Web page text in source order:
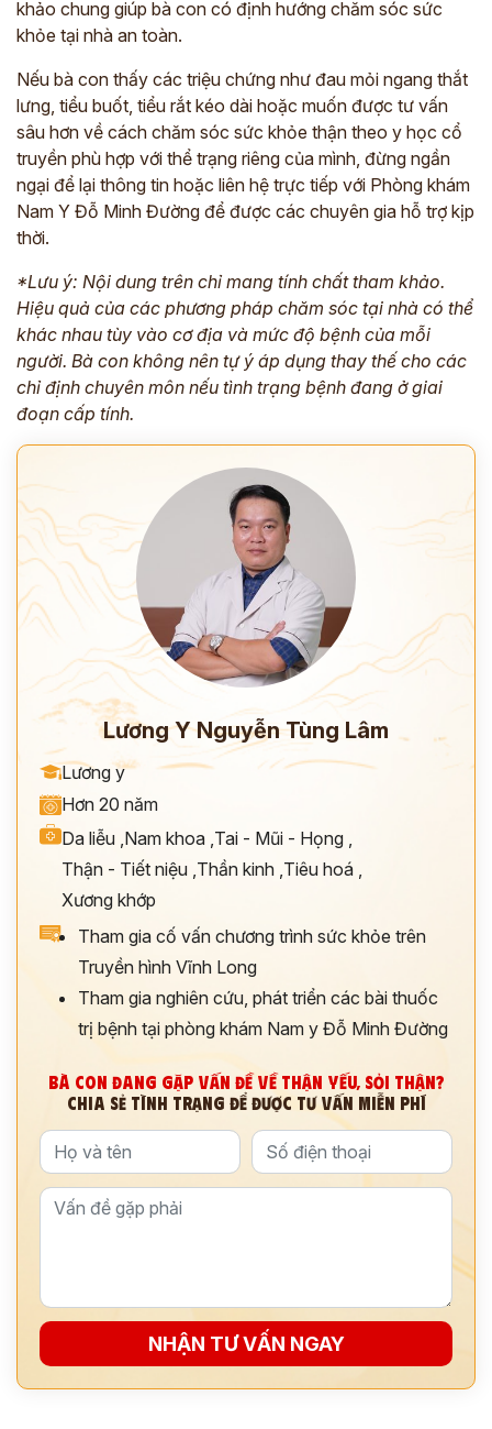
khảo chung giúp bà con có định hướng chăm sóc sức
khỏe tại nhà an toàn.
Nếu bà con thấy các triệu chứng như đau mỏi ngang thắt
lưng, tiểu buốt, tiểu rắt kéo dài hoặc muốn được tư vấn
sâu hơn về cách chăm sóc sức khỏe thận theo y học cổ
truyền phù hợp với thể trạng riêng của mình, đừng ngần
ngại để lại thông tin hoặc liên hệ trực tiếp với Phòng khám
Nam Y Đỗ Minh Đường để được các chuyên gia hỗ trợ kịp
thời.
*Lưu ý: Nội dung trên chỉ mang tính chất tham khảo.
Hiệu quả của các phương pháp chăm sóc tại nhà có thể
khác nhau tùy vào cơ địa và mức độ bệnh của mỗi
người. Bà con không nên tự ý áp dụng thay thế cho các
chỉ định chuyên môn nếu tình trạng bệnh đang ở giai
đoạn cấp tính.
Lương Y Nguyễn Tùng Lâm
Lương y
Hơn 20 năm
Da liễu ,Nam khoa ,Tai - Mũi - Họng ,
Thận - Tiết niệu ,Thần kinh ,Tiêu hoá ,
Xương khớp
Tham gia cố vấn chương trình sức khỏe trên
Truyền hình Vĩnh Long
Tham gia nghiên cứu, phát triển các bài thuốc
trị bệnh tại phòng khám Nam y Đỗ Minh Đường
BÀ CON ĐANG GẶP VẤN ĐỀ VỀ THẬN YẾU, SỎI THẬN?
CHIA SẺ TÌNH TRẠNG ĐỂ ĐƯỢC TƯ VẤN MIỄN PHÍ
NHẬN TƯ VẤN NGAY
*
ĐĂNG KÝ TƯ VẤN »
Thông tin của bạn được bảo mật và chỉ sử dụng cho mục đích tư vấn.